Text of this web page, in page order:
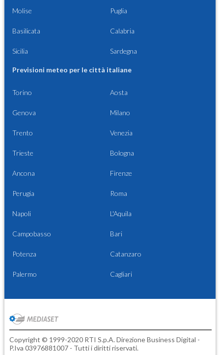
Molise Puglia
Basilicata Calabria
Sicilia Sardegna
Previsioni meteo per le città italiane
Torino Aosta
Genova Milano
Trento Venezia
Trieste Bologna
Ancona Firenze
Perugia Roma
Napoli L'Aquila
Campobasso Bari
Potenza Catanzaro
Palermo Cagliari
Copyright © 1999-2020 RTI S.p.A. Direzione Business Digital -
P.Iva 03976881007 - Tutti i diritti riservati.